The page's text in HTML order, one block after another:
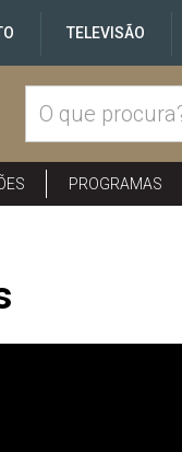
TELEVISÃO
PROGRAMAS